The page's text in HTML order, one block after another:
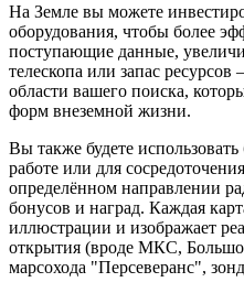
На Земле вы можете
оборудования, чтобы более
поступающие данные,
телескопа или запас
области вашего поиска,
форм внеземной жизни.
Вы также будете
работе или для
определённом направлении
бонусов и наград. Каждая
иллюстрации и изображает
открытия (вроде МКС,
марсохода "Персеверанс",